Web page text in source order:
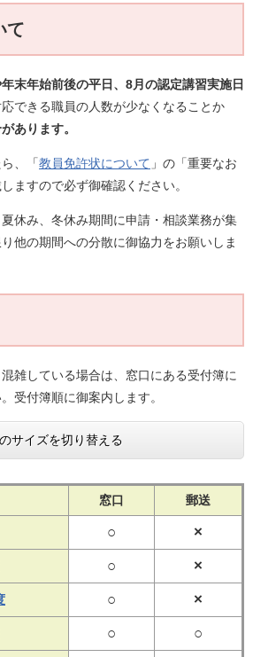
て
末年始前後の平日、8月の認定講習実施日
できる職員の人数が少なくなることか
あります。
、「教員免許状について 」の「重要なお
ますので必ず御確認ください。
休み、冬休み期間に申請・相談業務が集
他の期間への分散に御協力をお願いしま
雑している場合は、窓口にある受付簿に
受付簿順に御案内します。
サイズを切り替える
窓口 郵送
○ ×
○ ×
○ ×
○ ○